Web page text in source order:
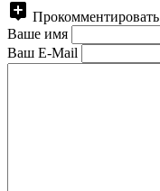
Прокомментировать
Ваше имя
Ваш E-Mail